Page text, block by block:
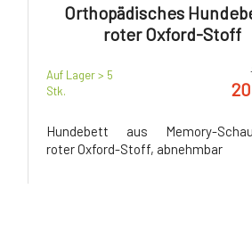
Orthopädisches
roter Oxford-Stoff
Auf Lager > 5
Stk.
Hundebett aus Memory-
roter Oxford-Stoff, abnehmbar